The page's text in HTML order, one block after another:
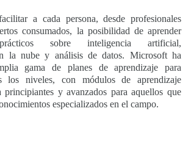
a cada persona, desde profesionales
consumados, la posibilidad de aprender
sobre inteligencia artificial,
la nube y análisis de datos. Microsoft ha
gama de planes de aprendizaje para
los niveles, con módulos de aprendizaje
principiantes y avanzados para aquellos que
especializados en el campo.